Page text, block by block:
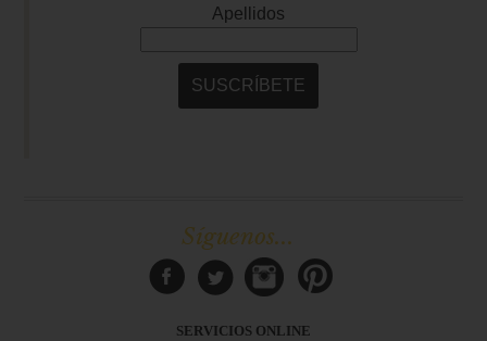
Síguenos...
SERVICIOS ONLINE